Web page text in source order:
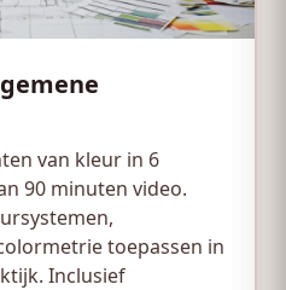
van kleur in 6
90 minuten video.
toepassen in
Inclusief